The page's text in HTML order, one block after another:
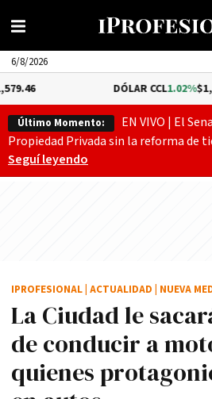
6/8/2026
1.02%$1,575.53
Último Momento:
EN VIVO | El
Propiedad Privada sin la reforma de
Seguí leyendo
La Ciudad le
de conducir a
quienes
IPROFESIONAL ACTUALIDAD NUEVA